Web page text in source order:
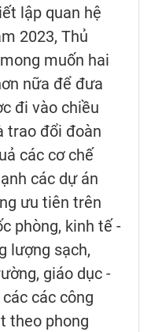
lập quan hệ
2023, Thủ
muốn hai
nữa để đưa
đi vào chiều
trao đổi đoàn
các cơ chế
các dự án
ưu tiên trên
phòng, kinh tế -
lượng sạch,
giáo dục -
các công
theo phong